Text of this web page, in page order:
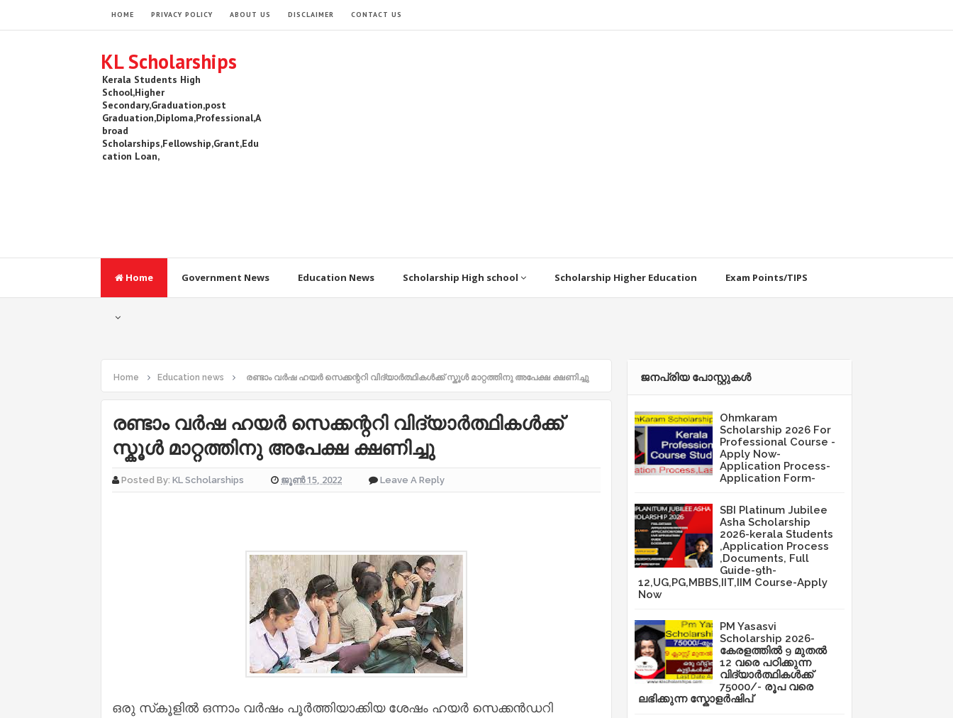
HOME PRIVACY POLICY ABOUT US DISCLAIMER CONTACT US
KL Scholarships
Kerala Students High
School,Higher
Secondary,Graduation,post
Graduation,Diploma,Professional,A
broad
Scholarships,Fellowship,Grant,Edu
cation Loan,
Home Government News Education News Scholarship High school Scholarship Higher Education Exam Points/TIPS
Home Education news രണ്ടാം വർഷ ഹയർ സെക്കന്ററി വിദ്യാർത്ഥികൾക്ക് സ്കൂൾ മാറ്റത്തിനു അപേക്ഷ ക്ഷണിച്ചു
രണ്ടാം വർഷ ഹയർ സെക്കന്ററി വിദ്യാർത്ഥികൾക്ക്
സ്കൂൾ മാറ്റത്തിനു അപേക്ഷ ക്ഷണിച്ചു
Posted By: KL Scholarships ജൂൺ 15, 2022 Leave A Reply
ഒരു സ്‌കൂളിൽ ഒന്നാം വർഷം പൂർത്തിയാക്കിയ ശേഷം ഹയർ സെക്കൻഡറി
ജനപ്രിയ പോസ്റ്റുകള്‍‌
Ohmkaram
Scholarship 2026 For
Professional Course -
Apply Now-
Application Process-
Application Form-
SBI Platinum Jubilee
Asha Scholarship
2026-kerala Students
,Application Process
,Documents, Full
Guide-9th-
12,UG,PG,MBBS,IIT,IIM Course-Apply
Now
PM Yasasvi
Scholarship 2026-
കേരളത്തിൽ 9 മുതൽ
12 വരെ പഠിക്കുന്ന
വിദ്യാർത്ഥികൾക്ക്
75000/- രൂപ വരെ
ലഭിക്കുന്ന സ്കോളർഷിപ്